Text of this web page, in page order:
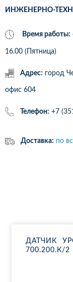
ИНЖЕНЕРНО-
Время работы:
16.00 (Пятница)
Адрес: город
офис 604
Телефон: +7
Доставка: по
ДАТ­ЧИК
700.​200.К/2